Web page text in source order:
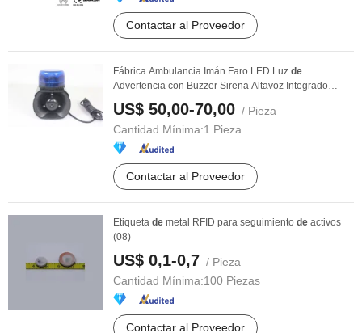
Contactar al Proveedor
Fábrica Ambulancia Imán Faro LED Luz de
Advertencia con Buzzer Sirena Altavoz Integrado
(XSG-01)
US$ 50,00-70,00 / Pieza
Cantidad Mínima:1 Pieza
Contactar al Proveedor
Etiqueta de metal RFID para seguimiento de activos
(08)
US$ 0,1-0,7 / Pieza
Cantidad Mínima:100 Piezas
Contactar al Proveedor